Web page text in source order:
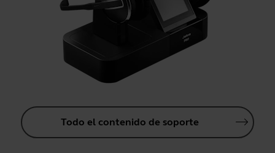
Todo el contenido de soporte